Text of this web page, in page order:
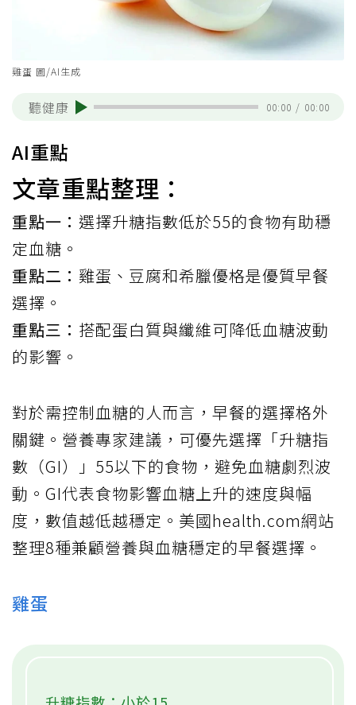
雞蛋 圖/AI生成
聽健康 00:00 / 00:00
AI重點
文章重點整理：
重點一： 選擇升糖指數低於55的食物有助穩
定血糖。
重點二： 雞蛋、豆腐和希臘優格是優質早餐
選擇。
重點三： 搭配蛋白質與纖維可降低血糖波動
的影響。
對於需控制血糖的人而言，早餐的選擇格外
關鍵。營養專家建議，可優先選擇「升糖指
數（GI）」55以下的食物，避免血糖劇烈波
動。GI代表食物影響血糖上升的速度與幅
度，數值越低越穩定。美國health.com網站
整理8種兼顧營養與血糖穩定的早餐選擇。
雞蛋